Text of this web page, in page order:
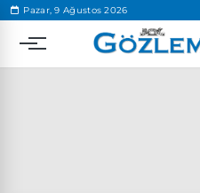
Pazar, 9 Ağustos 2026